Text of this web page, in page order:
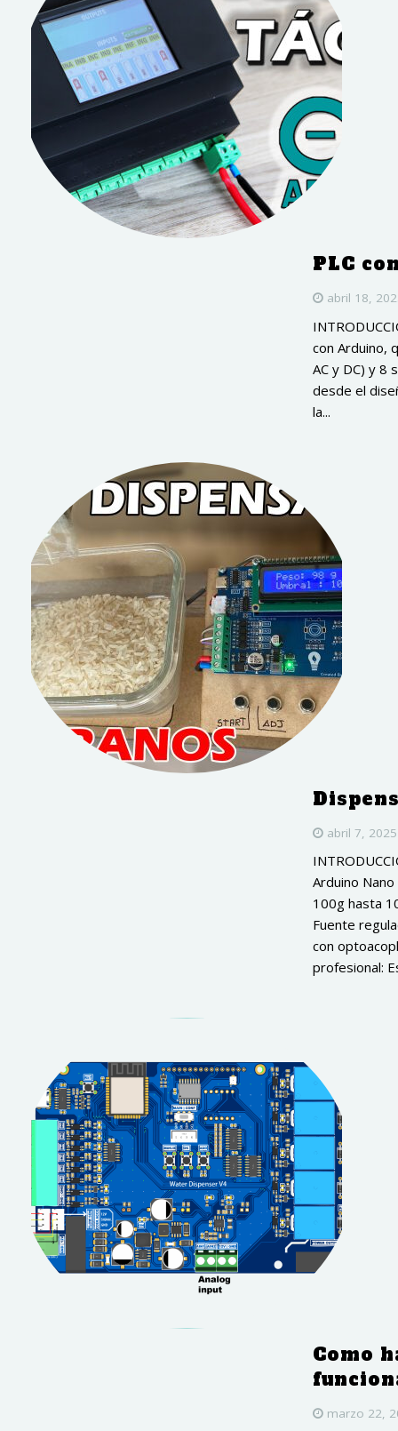
PLC
abril 18,
con Arduino,
AC y DC) y 8
desde el
la...
abril 7, 2025
Arduino
100g hasta
Fuente
con
profesional:
Como
marzo 22,